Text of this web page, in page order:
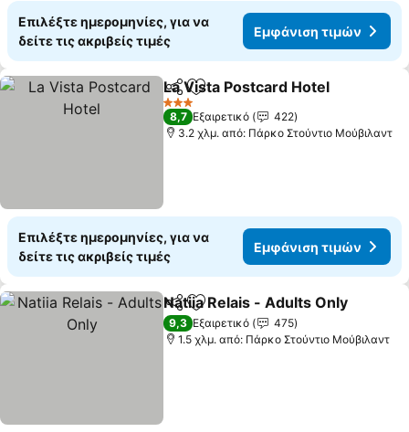
Επιλέξτε ημερομηνίες, για να
δείτε τις ακριβείς τιμές
Εμφάνιση τιμών
Κοινοποίηση
Προσθήκη στα αγαπημένα
La Vista Postcard Hotel
3 Αστέρια
8,7 Εξαιρετικό
422
3.2 χλμ. από: Πάρκο Στούντιο Μούβιλαντ
Επιλέξτε ημερομηνίες, για να
δείτε τις ακριβείς τιμές
Εμφάνιση τιμών
Κοινοποίηση
Προσθήκη στα αγαπημένα
Natiia Relais - Adults Only
9,3 Εξαιρετικό
475
1.5 χλμ. από: Πάρκο Στούντιο Μούβιλαντ